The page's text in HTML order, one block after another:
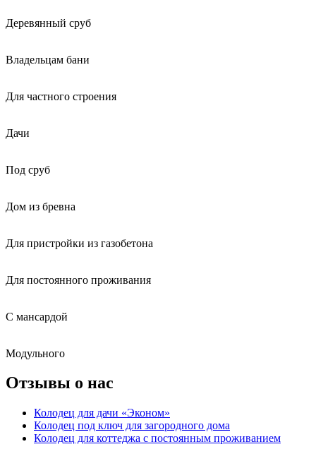
Деревянный сруб
Владельцам бани
Для частного строения
Дачи
Под сруб
Дом из бревна
Для пристройки из газобетона
Для постоянного проживания
С мансардой
Модульного
Отзывы о нас
Колодец для дачи «Эконом»
Колодец под ключ для загородного дома
Колодец для коттеджа с постоянным проживанием